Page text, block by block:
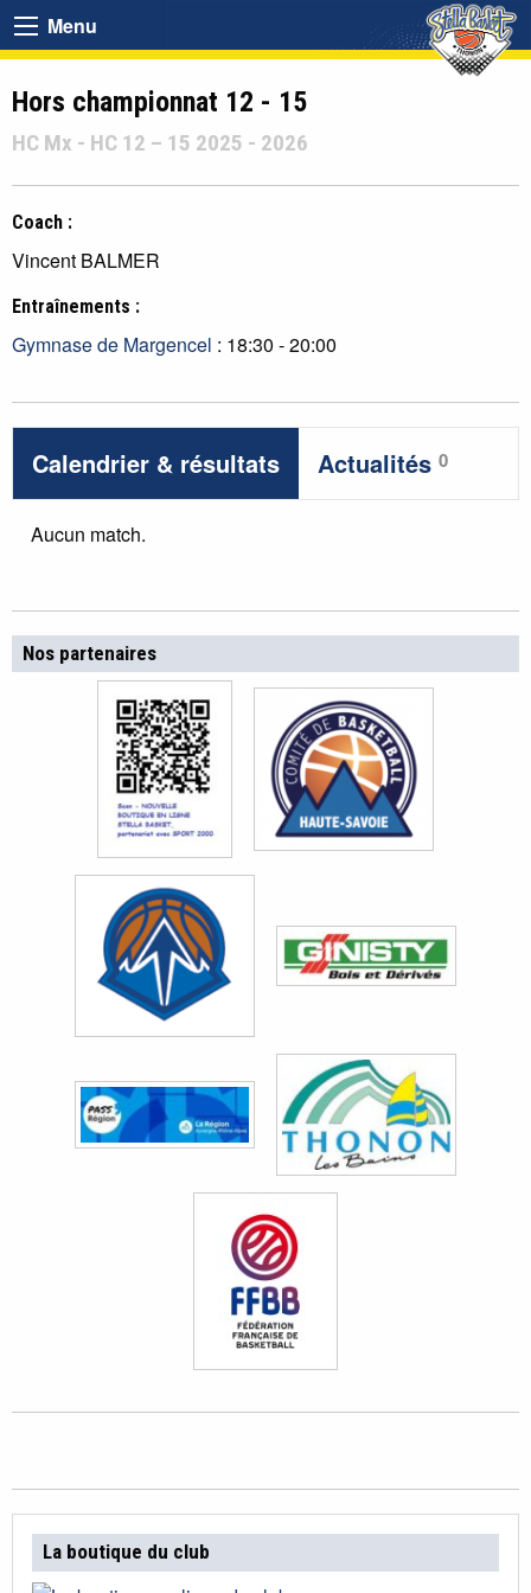
Menu
Hors championnat 12 - 15
HC Mx - HC 12 – 15 2025 - 2026
Coach :
Vincent BALMER
Entraînements :
Gymnase de Margencel : 18:30 - 20:00
Calendrier & résultats Actualités 0
Aucun match.
Nos partenaires
La boutique du club